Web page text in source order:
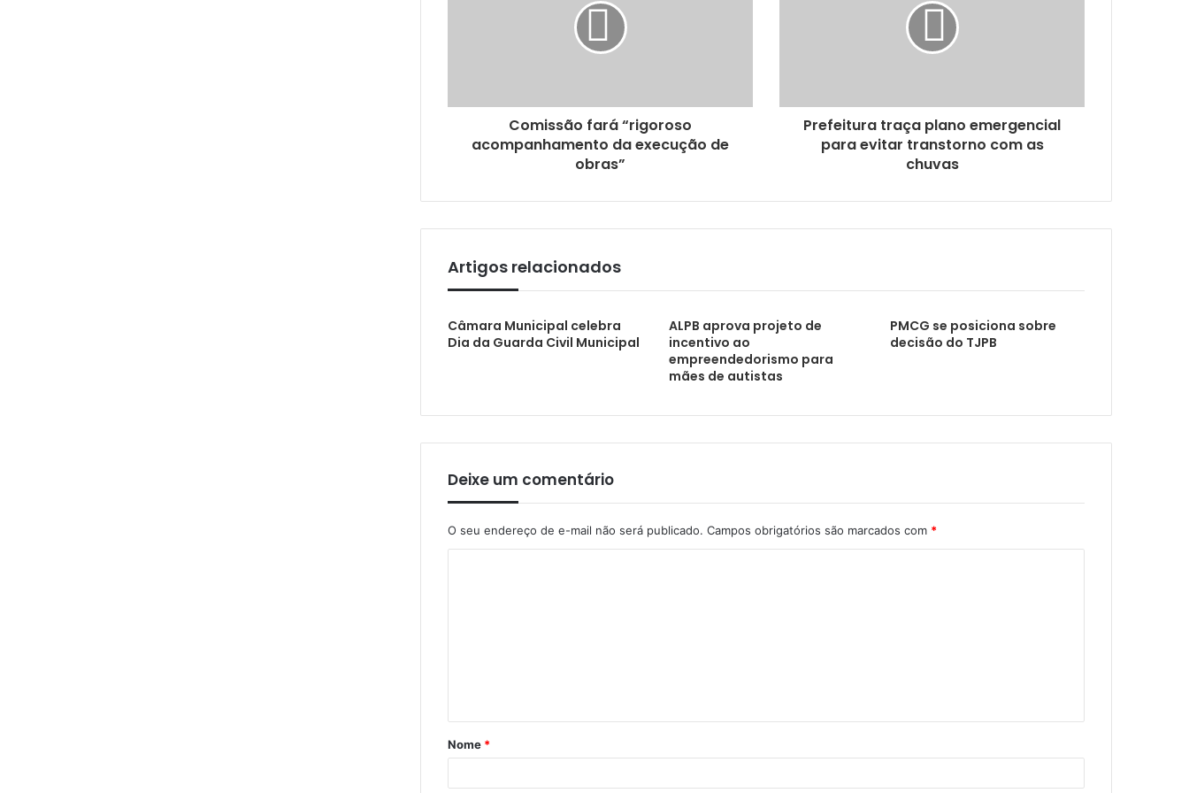
ALPB aprova projetos de apoio a mães atípicas e enfrentamento à violência contra mulher
Comissão fará “rigoroso
acompanhamento da execução de
obras”
Prefeitura traça plano emergencial
para evitar transtorno com as
chuvas
Artigos relacionados
Câmara Municipal celebra
Dia da Guarda Civil Municipal
ALPB aprova projeto de
incentivo ao
empreendedorismo para
mães de autistas
PMCG se posiciona sobre
decisão do TJPB
Deixe um comentário
O seu endereço de e-mail não será publicado. Campos obrigatórios são marcados com *
Nome *